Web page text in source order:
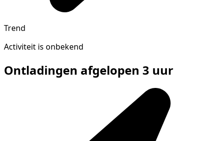
Trend
Activiteit is onbekend
Ontladingen afgelopen 3 uur